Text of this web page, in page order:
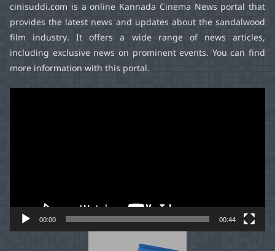
cinisuddi.com is a online Kannada Cinema News portal that
provides the latest news and updates about the sandalwood
film industry. It offers a wide range of news articles,
including exclusive news on prominent events. You can find
more information with this portal.
00:00 00:44